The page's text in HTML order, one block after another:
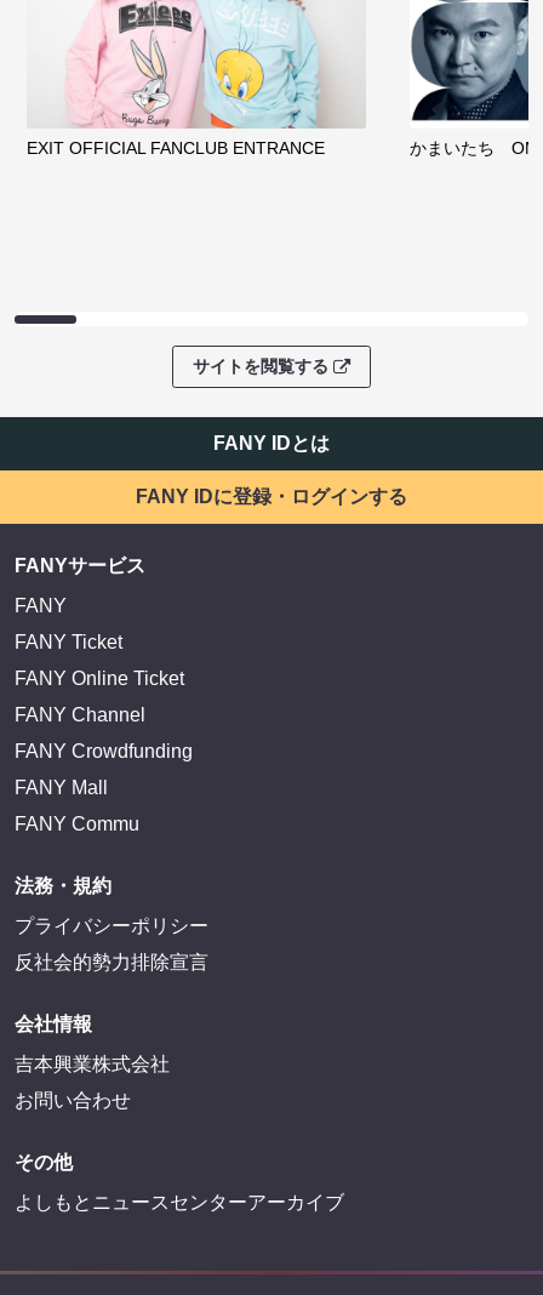
EXIT OFFICIAL FANCLUB ENTRANCE かまいたち
サイトを閲覧する
FANY IDとは
FANY IDに登録・ログインする
FANYサービス
FANY
FANY Ticket
FANY Online Ticket
FANY Channel
FANY Crowdfunding
FANY Mall
FANY Commu
法務・規約
プライバシーポリシー
反社会的勢力排除宣言
会社情報
吉本興業株式会社
お問い合わせ
その他
よしもとニュースセンターアーカイブ